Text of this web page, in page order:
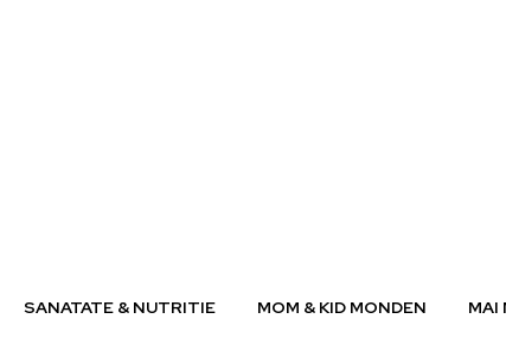
SANATATE & NUTRITIE MOM & KID MONDEN MAI